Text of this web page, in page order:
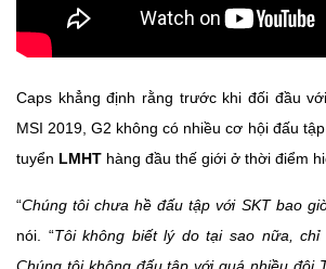
Caps khẳng định rằng trước khi đối đầu với
MSI 2019, G2 không có nhiều cơ hội đấu
tuyển LMHT hàng đầu thế giới ở thời điểm
“Chúng tôi chưa hề đấu tập với SKT bao
nói. “Tôi không biết lý do tại sao nữa, chỉ